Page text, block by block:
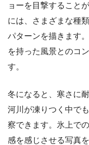
ョーを目撃すること
には、さまざまな種
パターンを描きます
を持った風景とのコ
す。
冬になると、寒さに
河川が凍りつく中で
察できます。氷上で
感を感じさせる写真